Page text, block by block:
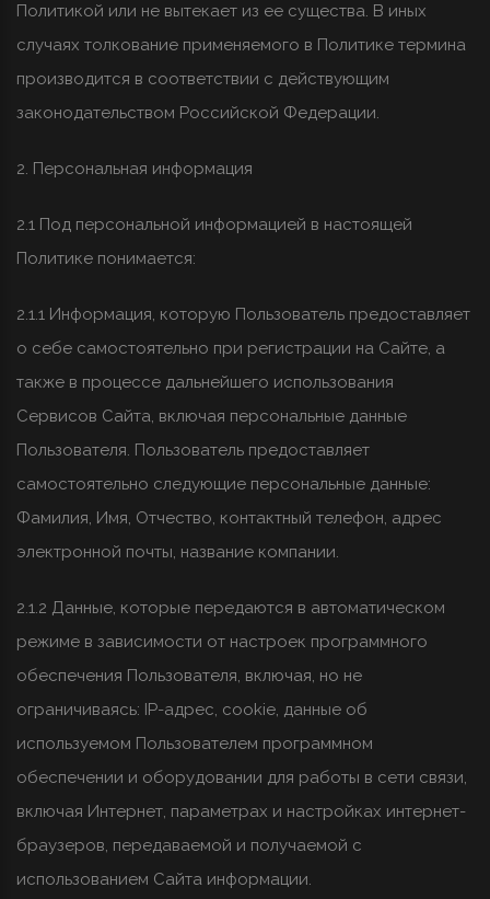
Политикой или не вытекает из ее существа. В иных
случаях толкование применяемого в Политике термина
производится в соответствии с действующим
законодательством Российской Федерации.
2. Персональная информация
2.1 Под персональной информацией в настоящей
Политике понимается:
2.1.1 Информация, которую Пользователь предоставляет
о себе самостоятельно при регистрации на Сайте, а
также в процессе дальнейшего использования
Сервисов Сайта, включая персональные данные
Пользователя. Пользователь предоставляет
самостоятельно следующие персональные данные:
Фамилия, Имя, Отчество, контактный телефон, адрес
электронной почты, название компании.
2.1.2 Данные, которые передаются в автоматическом
режиме в зависимости от настроек программного
обеспечения Пользователя, включая, но не
ограничиваясь: IP-адрес, cookie, данные об
используемом Пользователем программном
обеспечении и оборудовании для работы в сети связи,
включая Интернет, параметрах и настройках интернет-
браузеров, передаваемой и получаемой с
использованием Сайта информации.